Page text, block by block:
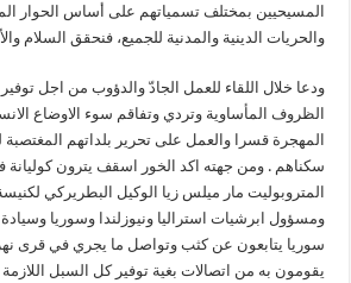
المسيحيين بمختلف تسمياتهم على أساس الحوار
والحريات الدينية والمدنية للجميع، فنحقق السلام
ودعا خلال اللقاء للعمل الجادّ والدؤوب من اجل
الظروف المأساوية وتردي وتفاقم سوء الاوضاع
المهجرة قسرا والعمل على تحرير بلداتهم
سكناهم . ومن جهته اكد الخور اسقف يترون كوليانة
المتروبوليت مار ميلس زيا الوكيل البطريركي
ومسؤول ابرشيات استراليا ونيوزلندا وسوريا
سوريا يتابعون عن كثب وتواصل ما يجري في قرى نهر
يقومون به من اتصالات بغية توفير كل السبل